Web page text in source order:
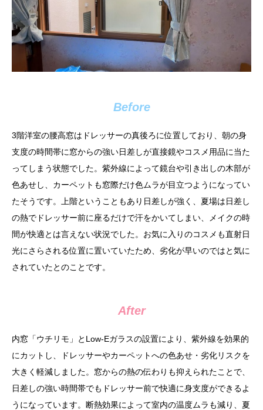
Before
3階洋室の腰高窓はドレッサーの真後ろに位置しており、朝の身
支度の時間帯に窓からの強い日差しが直接鏡やコスメ用品に当た
ってしまう状態でした。紫外線によって鏡台や引き出しの木部が
色あせし、カーペットも窓際だけ色ムラが目立つようになってい
たそうです。上階ということもあり日差しが強く、夏場は日差し
の熱でドレッサー前に座るだけで汗をかいてしまい、メイクの時
間が快適とは言えない状況でした。お気に入りのコスメも直射日
光にさらされる位置に置いていたため、劣化が早いのではと気に
されていたとのことです。
After
内窓「ウチリモ」とLow-Eガラスの設置により、紫外線を効果的
にカットし、ドレッサーやカーペットへの色あせ・劣化リスクを
大きく軽減しました。窓からの熱の伝わりも抑えられたことで、
日差しの強い時間帯でもドレッサー前で快適に身支度ができるよ
うになっています。断熱効果によって室内の温度ムラも減り、夏